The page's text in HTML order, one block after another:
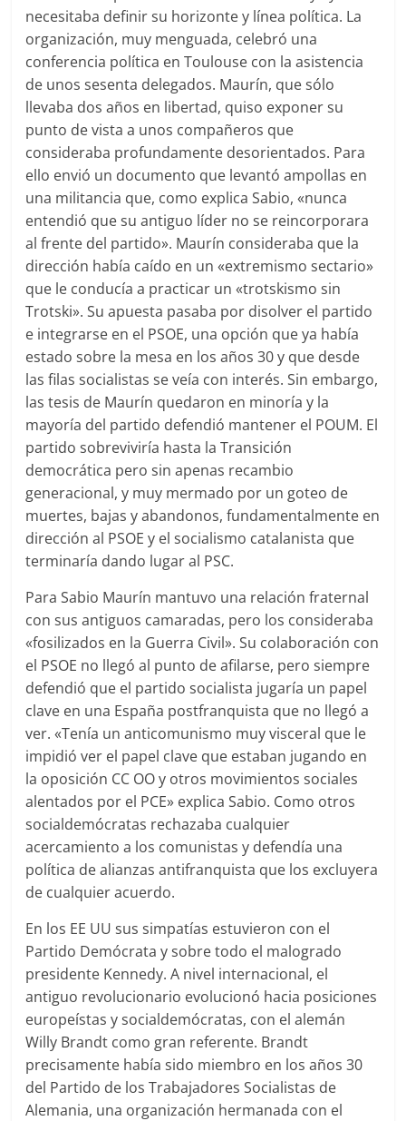
necesitaba definir su horizonte y línea política. La
organización, muy menguada, celebró una
conferencia política en Toulouse con la asistencia
de unos sesenta delegados. Maurín, que sólo
llevaba dos años en libertad, quiso exponer su
punto de vista a unos compañeros que
consideraba profundamente desorientados. Para
ello envió un documento que levantó ampollas en
una militancia que, como explica Sabio, «nunca
entendió que su antiguo líder no se reincorporara
al frente del partido». Maurín consideraba que la
dirección había caído en un «extremismo sectario»
que le conducía a practicar un «trotskismo sin
Trotski». Su apuesta pasaba por disolver el partido
e integrarse en el PSOE, una opción que ya había
estado sobre la mesa en los años 30 y que desde
las filas socialistas se veía con interés. Sin embargo,
las tesis de Maurín quedaron en minoría y la
mayoría del partido defendió mantener el POUM. El
partido sobreviviría hasta la Transición
democrática pero sin apenas recambio
generacional, y muy mermado por un goteo de
muertes, bajas y abandonos, fundamentalmente en
dirección al PSOE y el socialismo catalanista que
terminaría dando lugar al PSC.
Para Sabio Maurín mantuvo una relación fraternal
con sus antiguos camaradas, pero los consideraba
«fosilizados en la Guerra Civil». Su colaboración con
el PSOE no llegó al punto de afilarse, pero siempre
defendió que el partido socialista jugaría un papel
clave en una España postfranquista que no llegó a
ver. «Tenía un anticomunismo muy visceral que le
impidió ver el papel clave que estaban jugando en
la oposición CC OO y otros movimientos sociales
alentados por el PCE» explica Sabio. Como otros
socialdemócratas rechazaba cualquier
acercamiento a los comunistas y defendía una
política de alianzas antifranquista que los excluyera
de cualquier acuerdo.
En los EE UU sus simpatías estuvieron con el
Partido Demócrata y sobre todo el malogrado
presidente Kennedy. A nivel internacional, el
antiguo revolucionario evolucionó hacia posiciones
europeístas y socialdemócratas, con el alemán
Willy Brandt como gran referente. Brandt
precisamente había sido miembro en los años 30
del Partido de los Trabajadores Socialistas de
Alemania, una organización hermanada con el